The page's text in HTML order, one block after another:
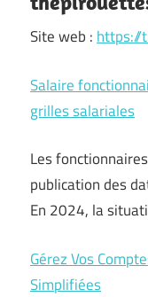
Site web : https://
Salaire
grilles salariales
Les
publication des
En 2024, la
Gérez Vos
Simplifiées